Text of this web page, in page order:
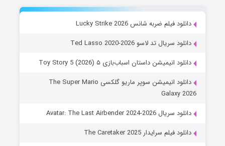
دانلود فیلم ضربه شانس Lucky Strike 2026
دانلود سریال تد لاسو Ted Lasso 2020-2026
دانلود انیمیشن داستان اسباب‌بازی ۵ Toy Story 5 (2026)
دانلود انیمیشن سوپر ماریو گلکسی The Super Mario
Galaxy 2026
دانلود سریال Avatar: The Last Airbender 2024-2026
دانلود فیلم سرایدار The Caretaker 2025